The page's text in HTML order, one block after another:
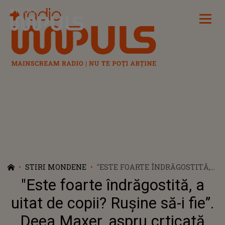
Radio Impuls
STIRI MONDENE
"ESTE FOARTE ÎNDRĂGOSTITĂ,
A UITAT DE COPII? RUȘINE SĂ-I
FIE”. DEEA MAXER, ASPRU
CRTICATĂ DUPĂ CE A PLECAT
CU IUBITUL LA MARE.
BRUNETA A STÂRNIT REACȚII
"Este foarte îndrăgostită, a
uitat de copii? Rușine să-i fie”.
Deea Maxer, aspru crticată